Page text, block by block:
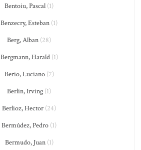
Bentoiu, Pascal (1)
Benzecry, Esteban (1)
Berg, Alban (28)
Bergmann, Harald(1)
Berio, Luciano(7)
Berlin, Irving (1)
Berlioz, Hector (24)
Bermúdez, Pedro (1)
Bermudo, Juan(1)